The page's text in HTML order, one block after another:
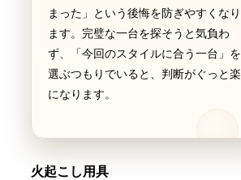
まった」という後悔を防ぎやすくなり
ます。完璧な一台を探そうと気負わ
ず、「今回のスタイルに合う一台」を
選ぶつもりでいると、判断がぐっと楽
になります。
火起こし用具